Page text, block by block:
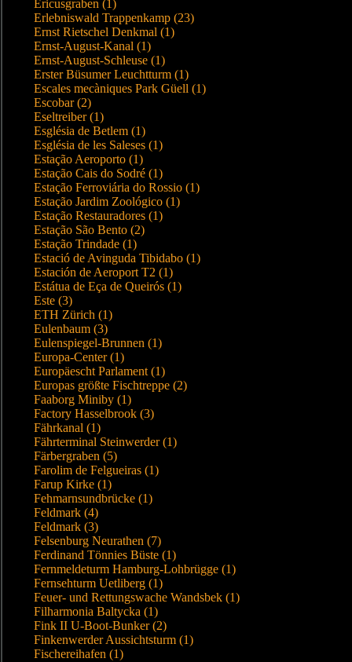
Ericusgraben (1)
Erlebniswald Trappenkamp (23)
Ernst Rietschel Denkmal (1)
Ernst-August-Kanal (1)
Ernst-August-Schleuse (1)
Erster Büsumer Leuchtturm (1)
Escales mecàniques Park Güell (1)
Escobar (2)
Eseltreiber (1)
Església de Betlem (1)
Església de les Saleses (1)
Estação Aeroporto (1)
Estação Cais do Sodré (1)
Estação Ferroviária do Rossio (1)
Estação Jardim Zoológico (1)
Estação Restauradores (1)
Estação São Bento (2)
Estação Trindade (1)
Estació de Avinguda Tibidabo (1)
Estación de Aeroport T2 (1)
Estátua de Eça de Queirós (1)
Este (3)
ETH Zürich (1)
Eulenbaum (3)
Eulenspiegel-Brunnen (1)
Europa-Center (1)
Europäescht Parlament (1)
Europas größte Fischtreppe (2)
Faaborg Miniby (1)
Factory Hasselbrook (3)
Fährkanal (1)
Fährterminal Steinwerder (1)
Färbergraben (5)
Farolim de Felgueiras (1)
Farup Kirke (1)
Fehmarnsundbrücke (1)
Feldmark (4)
Feldmark (3)
Felsenburg Neurathen (7)
Ferdinand Tönnies Büste (1)
Fernmeldeturm Hamburg-Lohbrügge (1)
Fernsehturm Uetliberg (1)
Feuer- und Rettungswache Wandsbek (1)
Filharmonia Baltycka (1)
Fink II U-Boot-Bunker (2)
Finkenwerder Aussichtsturm (1)
Fischereihafen (1)